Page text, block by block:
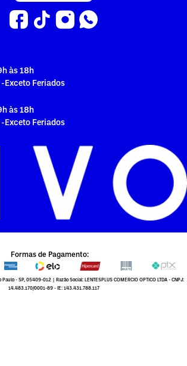
às 18h
Exceto Feriados
às 18h
Exceto Feriados
Formas de Pagamento:
- SP, 05409-012 | Razão Social: LENTESPLUS COMERCIO OPTICO LTDA - CNPJ:
14.483.170/0001-89 - IE: 143.431.788.117